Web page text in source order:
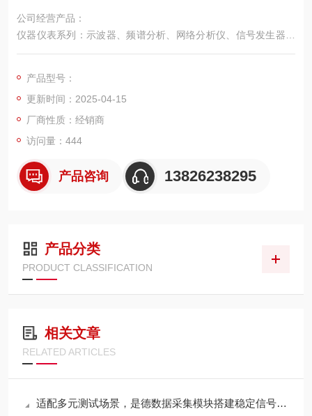
公司经营产品：
仪器仪表系列：示波器、频谱分析、网络分析仪、信号发生器、
色彩分析仪、音频分析仪、耐压测试仪、直流电源、地线导通测
计、测试探头等等。
产品型号：
更新时间：2025-04-15
厂商性质：经销商
访问量：444
产品咨询 13826238295
产品分类
PRODUCT CLASSIFICATION
相关文章
RELATED ARTICLES
适配多元测试场景，是德数据采集模块搭建稳定信号采集体系